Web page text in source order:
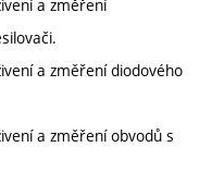
a změření
a změření diodového
a změření obvodů s